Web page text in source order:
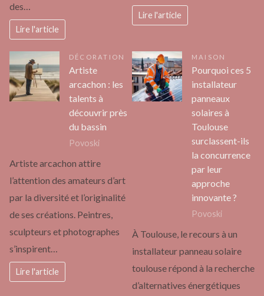
des…
Lire l'article
Lire l'article
DÉCORATION
Artiste
arcachon : les
talents à
découvrir près
du bassin
Povoski
Artiste arcachon attire
l’attention des amateurs d’art
par la diversité et l’originalité
de ses créations. Peintres,
sculpteurs et photographes
s’inspirent…
Lire l'article
MAISON
Pourquoi ces 5
installateur
panneaux
solaires à
Toulouse
surclassent-ils
la concurrence
par leur
approche
innovante ?
Povoski
À Toulouse, le recours à un
installateur panneau solaire
toulouse répond à la recherche
d’alternatives énergétiques